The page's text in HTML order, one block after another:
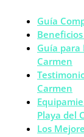
Guía
Guía para
Carmen
Carmen
Playa del
Los